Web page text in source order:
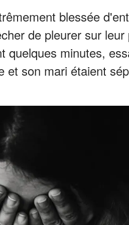
blessée
de pleurer sur
quelques minutes,
et son mari étaient